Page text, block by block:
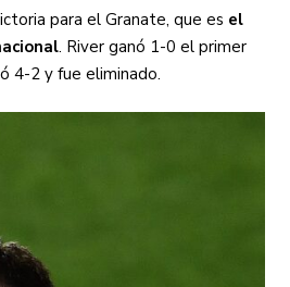
para el Granate, que es el
. River ganó 1-0 el primer
4-2 y fue eliminado.